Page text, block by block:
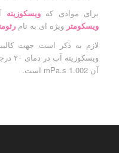
برای موادی کهویسکوزیته
ویسکومتر ویژه ای به نام
لازم به ذکر است جهت
آن mPa.s 1.002 است.